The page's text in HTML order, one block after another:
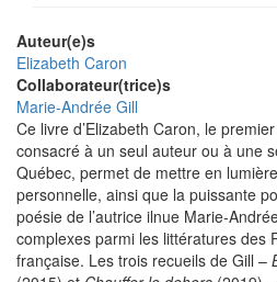
Auteur(e)s
Elizabeth Caron
Collaborateur(trice)s
Marie-Andrée Gill
Ce livre d’Elizabeth Caron, le
consacré à un seul auteur ou à une
Québec, permet de mettre en
personnelle, ainsi que la puissante
poésie de l’autrice ilnue Marie-
complexes parmi les littératures des
française. Les trois recueils de Gill –